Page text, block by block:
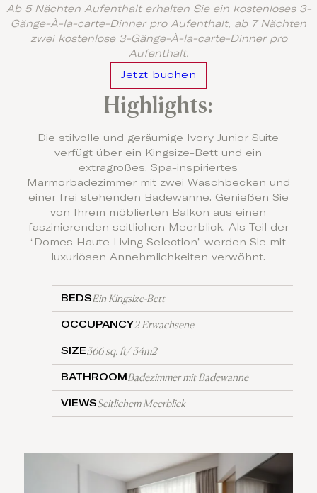
Ab 5 Nächten Aufenthalt erhalten Sie ein kostenloses 3-
Gänge-À-la-carte-Dinner pro Aufenthalt, ab 7 Nächten
zwei kostenlose 3-Gänge-À-la-carte-Dinner pro
Aufenthalt.
Jetzt buchen
Highlights:
Die stilvolle und geräumige Ivory Junior Suite
verfügt über ein
Kingsize-Bett und ein
extragroßes, Spa-inspiriertes
Marmorbadezimmer mit zwei Waschbecken und
einer frei stehenden Badewanne. Genießen Sie
von Ihrem möblierten Balkon aus einen
faszinierenden seitlichen Meerblick. Als Teil der
“Domes Haute Living Selection” werden Sie mit
luxuriösen Annehmlichkeiten verwöhnt.
BEDSEin Kingsize-Bett
OCCUPANCY2 Erwachsene
SIZE366 sq. ft/ 34m2
BATHROOM Badezimmer mit Badewanne
VIEWSSeitlichem Meerblick